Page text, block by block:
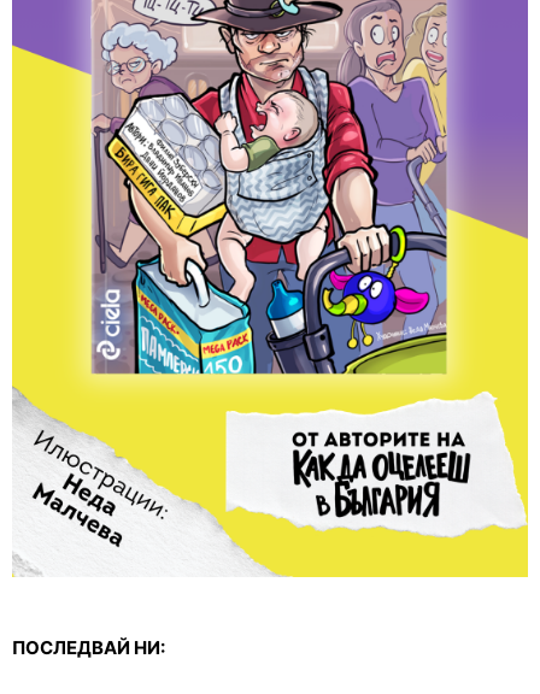
ПОСЛЕДВАЙ НИ: